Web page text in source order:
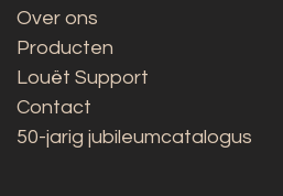
Over ons
Producten
Louët Support
Contact
50-jarig jubileumcatalogus